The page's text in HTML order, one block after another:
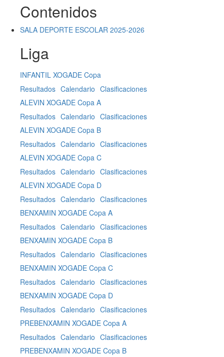
Contenidos
SALA DEPORTE ESCOLAR 2025-2026
Liga
INFANTIL XOGADE Copa
Resultados Calendario Clasificaciones
ALEVIN XOGADE Copa A
Resultados Calendario Clasificaciones
ALEVIN XOGADE Copa B
Resultados Calendario Clasificaciones
ALEVIN XOGADE Copa C
Resultados Calendario Clasificaciones
ALEVIN XOGADE Copa D
Resultados Calendario Clasificaciones
BENXAMIN XOGADE Copa A
Resultados Calendario Clasificaciones
BENXAMIN XOGADE Copa B
Resultados Calendario Clasificaciones
BENXAMIN XOGADE Copa C
Resultados Calendario Clasificaciones
BENXAMIN XOGADE Copa D
Resultados Calendario Clasificaciones
PREBENXAMIN XOGADE Copa A
Resultados Calendario Clasificaciones
PREBENXAMIN XOGADE Copa B